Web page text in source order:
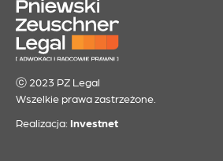
ⓒ 2023 PZ Legal
Wszelkie prawa zastrzeżone.
Realizacja: Investnet